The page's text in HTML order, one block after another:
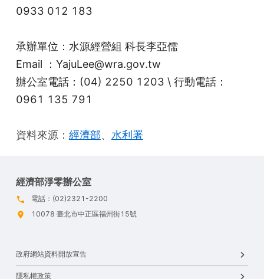
0933 012 183
承辦單位：水源經營組 科長李亞儒
Email ：YajuLee@wra.gov.tw
辦公室電話：(04) 2250 1203 \ 行動電話：
0961 135 791
資料來源： 經濟部、 水利署
經濟部淨零辦公室
電話：(02)2321-2200
10078 臺北市中正區福州街15號
政府網站資料開放宣告
隱私權政策